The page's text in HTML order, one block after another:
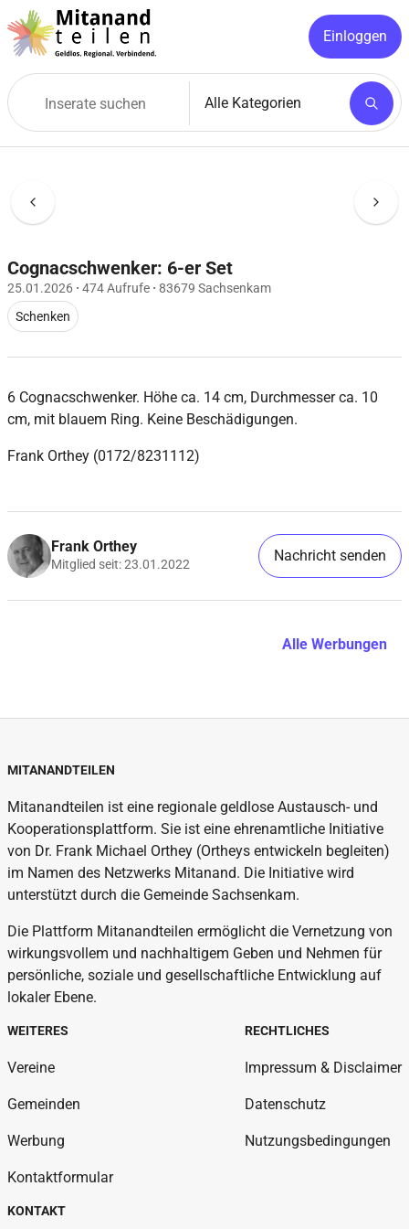
Einloggen
Cognacschwenker: 6-er Set
25.01.2026 · 474 Aufrufe · 83679 Sachsenkam
Schenken
6 Cognacschwenker. Höhe ca. 14 cm, Durchmesser ca. 10
cm, mit blauem Ring. Keine Beschädigungen.
Frank Orthey (0172/8231112)
Frank Orthey
Mitglied seit: 23.01.2022 Nachricht senden
Alle Werbungen
MITANANDTEILEN
Mitanandteilen ist eine regionale geldlose Austausch- und
Kooperationsplattform. Sie ist eine ehrenamtliche Initiative
von Dr. Frank Michael Orthey (Ortheys entwickeln begleiten)
im Namen des Netzwerks Mitanand. Die Initiative wird
unterstützt durch die Gemeinde Sachsenkam.
Die Plattform Mitanandteilen ermöglicht die Vernetzung von
wirkungsvollem und nachhaltigem Geben und Nehmen für
persönliche, soziale und gesellschaftliche Entwicklung auf
lokaler Ebene.
WEITERES
Vereine
Gemeinden
Werbung
Kontaktformular
RECHTLICHES
Impressum & Disclaimer
Datenschutz
Nutzungsbedingungen
KONTAKT